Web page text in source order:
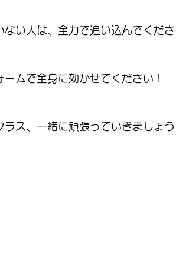
い人は、全力で追い込んでくだ
ムで全身に効かせてください！
ス、一緒に頑張っていきましょ